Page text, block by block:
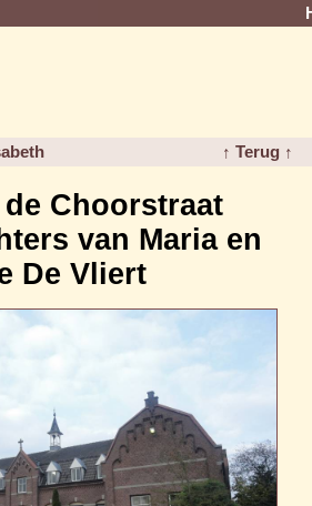
↑ Terug ↑
Choorstraat
van Maria en
De Vliert